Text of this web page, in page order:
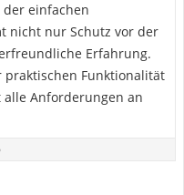
einfachen
nicht nur Schutz vor der
Erfahrung.
Funktionalität
Anforderungen an